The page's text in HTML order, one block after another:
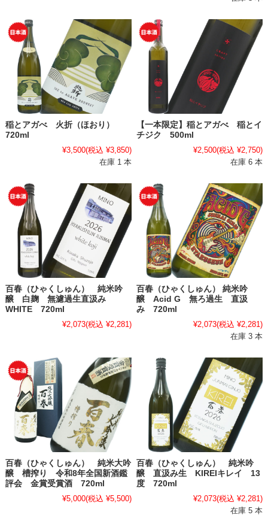
稲とアガべ 火折（ほおり）
720ml
¥3,500(税込 ¥3,850)
在庫 1 本
【一本限定】稲とアガべ 稲とイ
チジク 500ml
¥2,500(税込 ¥2,750)
在庫 6 本
百春（ひゃくしゅん） 純米吟
醸 白麹 無濾過生直汲み
WHITE 720ml
¥2,073(税込 ¥2,281)
百春（ひゃくしゅん） 純米吟
醸 Acid G 無ろ過生 直汲
み 720ml
¥2,073(税込 ¥2,281)
在庫 3 本
百春（ひゃくしゅん） 純米大吟
醸 槽搾り 令和8年全国新酒鑑
評会 金賞受賞酒 720ml
¥5,000(税込 ¥5,500)
百春（ひゃくしゅん） 純米吟
醸 直汲み生 KIREIキレイ 13
度 720ml
¥2,073(税込 ¥2,281)
在庫 5 本